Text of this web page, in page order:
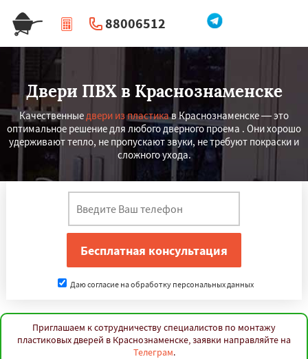
88006512
| Перезвоните мне
Двери ПВХ в Краснознаменске
Качественныедвери из пластикав Краснознаменске — это
оптимальное решение для любого дверного проема . Они хорошо
удерживают тепло, не пропускают звуки, не требуют покраски и
сложного ухода.
Даю согласие на обработку персональных данных
Приглашаем к сотрудничеству специалистов по монтажу
пластиковых дверей в Краснознаменске, заявки направляйте на
Телеграм.